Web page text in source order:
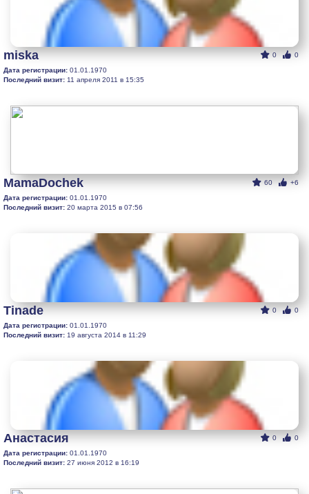
0 0
miska
Дата регистрации: 01.01.1970
Последний визит: 11 апреля 2011 в 15:35
60 +6
MamaDochek
Дата регистрации: 01.01.1970
Последний визит: 20 марта 2015 в 07:56
0 0
Tinade
Дата регистрации: 01.01.1970
Последний визит: 19 августа 2014 в 11:29
0 0
Анастасия
Дата регистрации: 01.01.1970
Последний визит: 27 июня 2012 в 16:19